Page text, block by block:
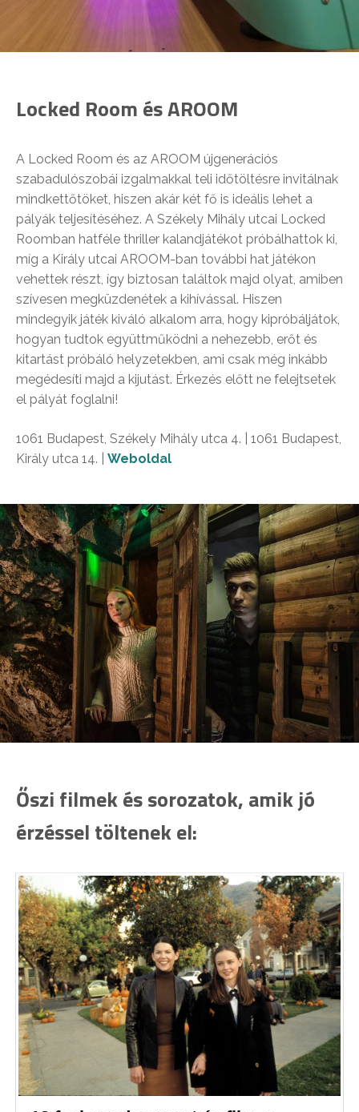
Locked Room és AROOM
A Locked Room és az AROOM újgenerációs
szabadulószobái izgalmakkal teli időtöltésre invitálnak
mindkettőtöket, hiszen akár két fő is ideális lehet a
pályák teljesítéséhez. A Székely Mihály utcai Locked
Roomban hatféle thriller kalandjátékot próbálhattok ki,
míg a Király utcai AROOM-ban további hat játékon
vehettek részt, így biztosan találtok majd olyat, amiben
szívesen megküzdenétek a kihívással. Hiszen
mindegyik játék kiváló alkalom arra, hogy kipróbáljátok,
hogyan tudtok együttműködni a nehezebb, erőt és
kitartást próbáló helyzetekben, ami csak még inkább
megédesíti majd a kijutást. Érkezés előtt ne felejtsetek
el pályát foglalni!
1061 Budapest, Székely Mihály utca 4. | 1061 Budapest,
Király utca 14. | Weboldal
Őszi filmek és sorozatok, amik jó
érzéssel töltenek el: